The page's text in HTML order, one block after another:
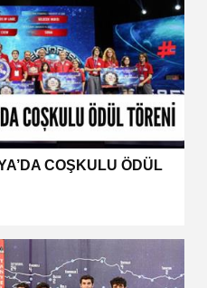
COŞKULU ÖDÜL